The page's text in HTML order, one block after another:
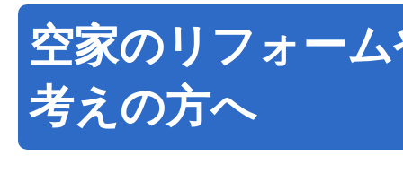
空家のリフォー
考えの方へ